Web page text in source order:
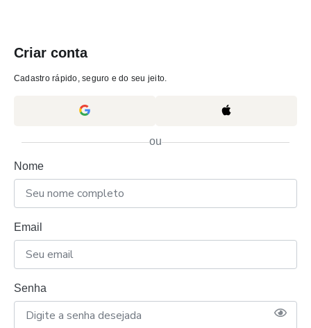
Criar conta
Cadastro rápido, seguro e do seu jeito.
ou
Nome
Email
Senha